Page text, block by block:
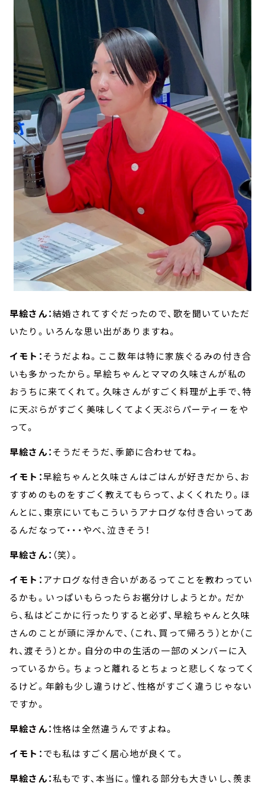
早絵さん：結婚されてすぐだったので、歌を聞いていただ
いたり。いろんな思い出がありますね。
イモト：そうだよね。ここ数年は特に家族ぐるみの付き合
いも多かったから。早絵ちゃんとママの久味さんが私の
おうちに来てくれて。久味さんがすごく料理が上手で、特
に天ぷらがすごく美味しくてよく天ぷらパーティーをや
って。
早絵さん：そうだそうだ、季節に合わせてね。
イモト：早絵ちゃんと久味さんはごはんが好きだから、お
すすめのものをすごく教えてもらって、よくくれたり。ほ
んとに、東京にいてもこういうアナログな付き合いってあ
るんだなって・・・やべ、泣きそう！
早絵さん： （笑）。
イモト： アナログな付き合いがあるってことを教わってい
るかも。いっぱいもらったらお裾分けしようとか。だか
ら、私はどこかに行ったりすると必ず、早絵ちゃんと久味
さんのことが頭に浮かんで、（これ、買って帰ろう）とか（こ
れ、渡そう）とか。自分の中の生活の一部のメンバーに入
っているから。ちょっと離れるとちょっと悲しくなってく
るけど。年齢も少し違うけど、性格がすごく違うじゃない
ですか。
早絵さん：性格は全然違うんですよね。
イモト：でも私はすごく居心地が良くて。
早絵さん：私もです、本当に。憧れる部分も大きいし、羨ま